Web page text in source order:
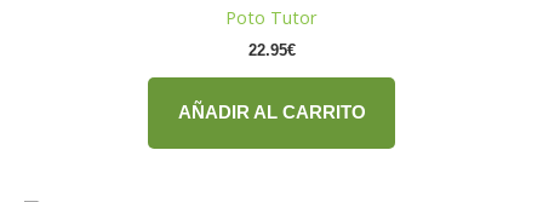
Poto Tutor
22.95€
AÑADIR AL CARRITO